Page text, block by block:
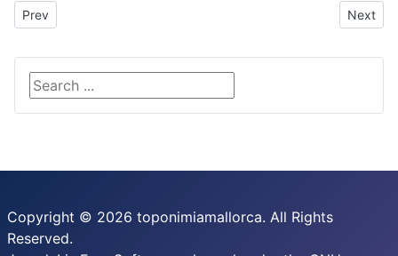
Previous article: Castell de Santueri
Prev Next
Next
Search ...
Copyright © 2026 toponimiamallorca. All Rights
Reserved.